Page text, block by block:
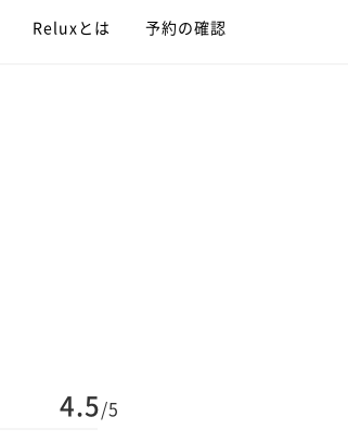
Reluxとは 予約の確認
4.5/5